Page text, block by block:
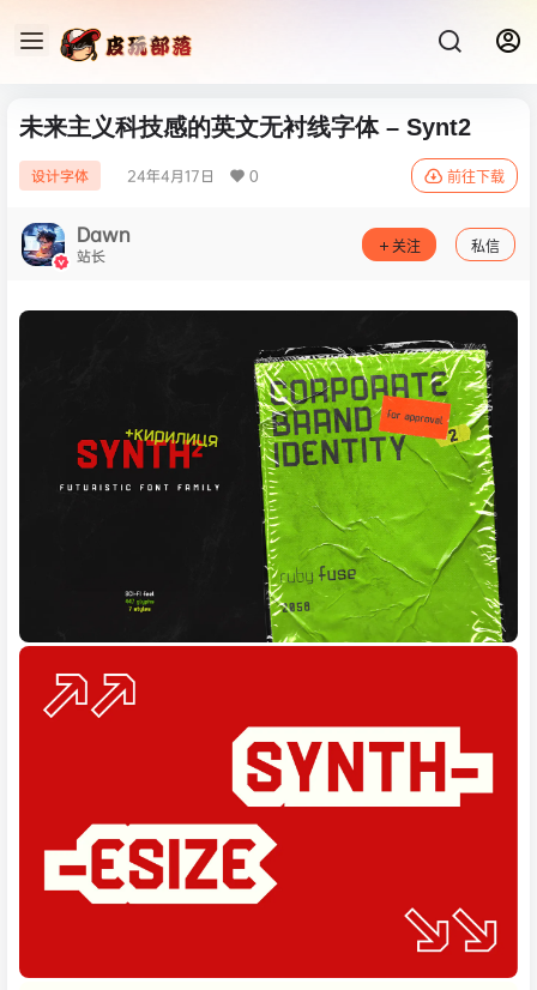
未来主义科技感的英文无衬线字体 – Synt2
设计字体 24年4月17日 0 前往下载
Dawn
站长 关注 私信